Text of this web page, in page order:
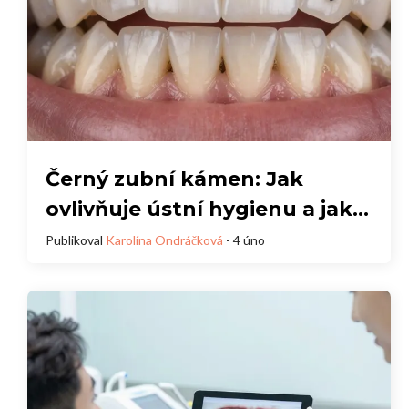
Černý zubní kámen: Jak
ovlivňuje ústní hygienu a jak
ho efektivně odstranit
Publikoval Karolína Ondráčková - 4 úno